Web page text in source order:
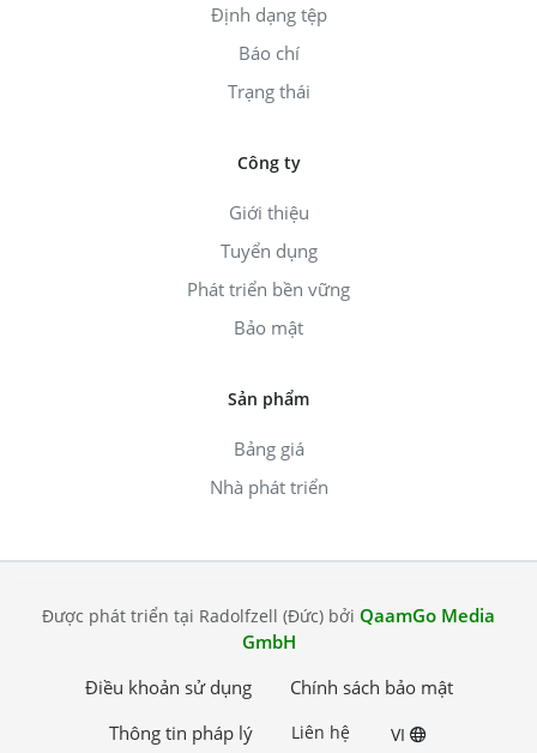
Định dạng tệp
Báo chí
Trạng thái
Công ty
Giới thiệu
Tuyển dụng
Phát triển bền vững
Bảo mật
Sản phẩm
Bảng giá
Nhà phát triển
Được phát triển tại Radolfzell (Đức) bởi QaamGo Media
GmbH
Điều khoản sử dụng
Chính sách bảo mật
Thông tin pháp lý
Liên hệ VI